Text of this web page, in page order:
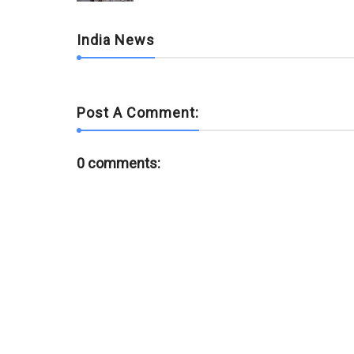
India News
Post A Comment:
0 comments: